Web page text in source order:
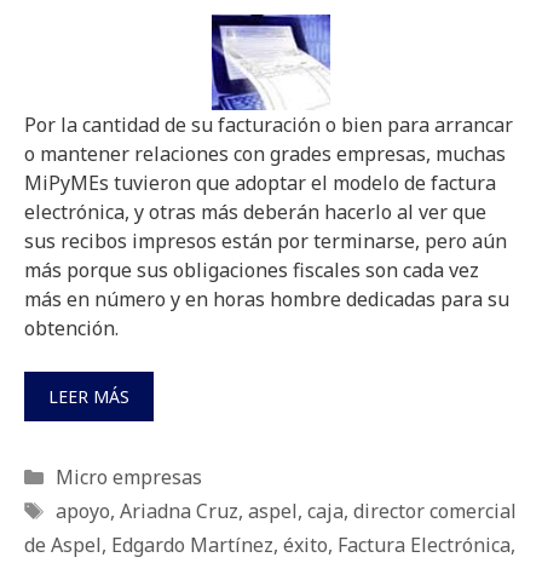
Por la cantidad de su facturación o bien para arrancar
o mantener relaciones con grades empresas, muchas
MiPyMEs tuvieron que adoptar el modelo de factura
electrónica, y otras más deberán hacerlo al ver que
sus recibos impresos están por terminarse, pero aún
más porque sus obligaciones fiscales son cada vez
más en número y en horas hombre dedicadas para su
obtención.
LEER MÁS
Categorías
Micro empresas
Etiquetas
apoyo, Ariadna Cruz, aspel, caja, director comercial
de Aspel, Edgardo Martínez, éxito, Factura Electrónica,